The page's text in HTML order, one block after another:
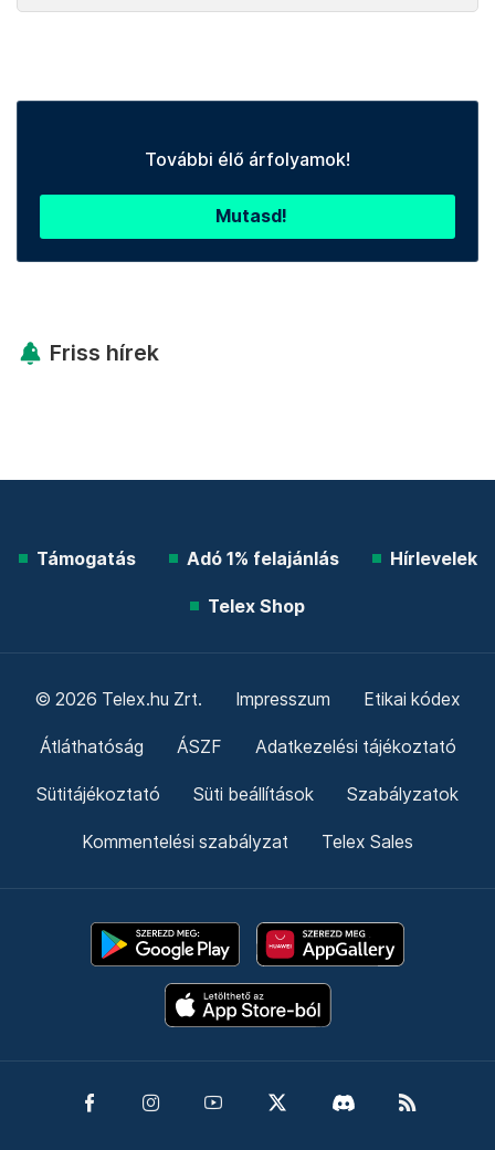
További élő árfolyamok!
Mutasd!
Friss hírek
Támogatás Adó 1% felajánlás Hírlevelek
Telex Shop
© 2026 Telex.hu Zrt. Impresszum Etikai kódex
Átláthatóság ÁSZF Adatkezelési tájékoztató
Sütitájékoztató Süti beállítások Szabályzatok
Kommentelési szabályzat Telex Sales